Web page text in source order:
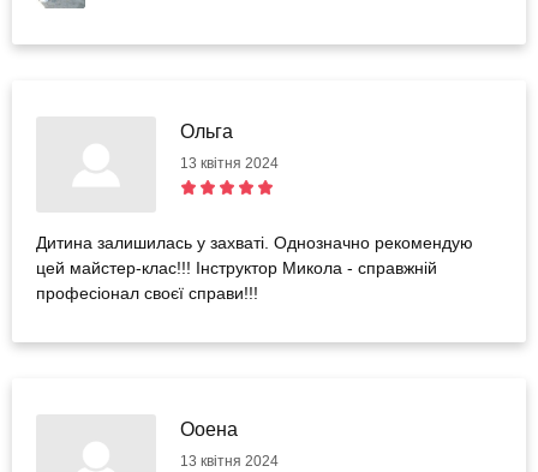
Ольга
13 квітня 2024
Дитина залишилась у захваті. Однозначно рекомендую
цей майстер-клас!!! Інструктор Микола - справжній
професіонал своєї справи!!!
Ооена
13 квітня 2024